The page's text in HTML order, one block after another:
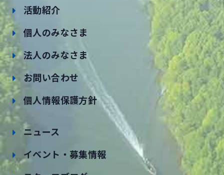
活動紹介
個人のみなさま
法人のみなさま
お問い合わせ
個人情報保護方針
ニュース
イベント・募集情報